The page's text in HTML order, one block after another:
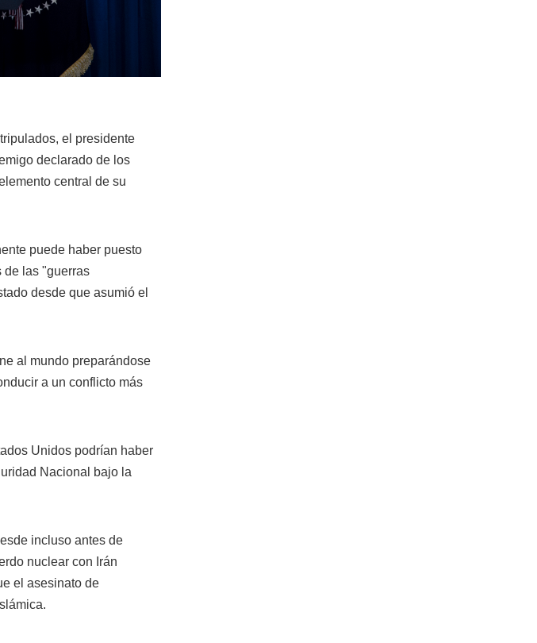
el presidente
declarado de los
central de su
puede haber puesto
de las "guerras
desde que asumió el
al mundo preparándose
a un conflicto más
Unidos podrían haber
Nacional bajo la
incluso antes de
nuclear con Irán
el asesinato de